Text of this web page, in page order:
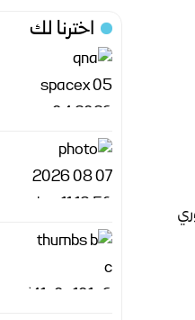
اخترنا لك